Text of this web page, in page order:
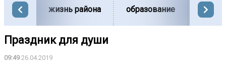
жизнь района образование
Праздник для души
09:4926.04.2019